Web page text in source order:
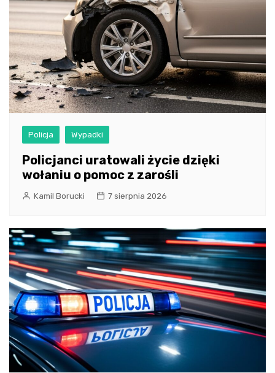
Policja Wypadki
Policjanci uratowali życie dzięki
wołaniu o pomoc z zarośli
Kamil Borucki 7 sierpnia 2026